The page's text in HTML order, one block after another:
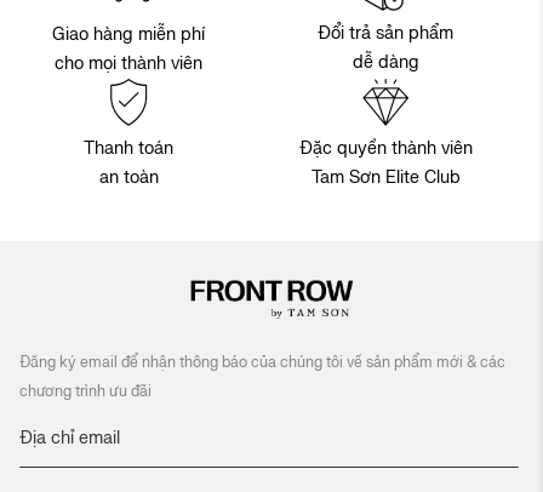
Giao hàng miễn phí
cho mọi thành viên
Đổi trả sản phẩm
dễ dàng
Thanh toán
an toàn
Đặc quyền thành viên
Tam Sơn Elite Club
Đăng ký email để nhận thông báo của chúng tôi về sản phẩm mới & các
chương trình ưu đãi
Đ